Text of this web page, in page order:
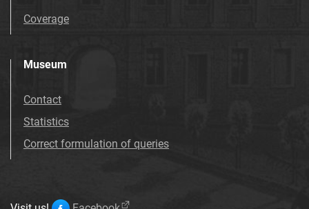
Coverage
Museum
Contact
Statistics
Correct formulation of queries